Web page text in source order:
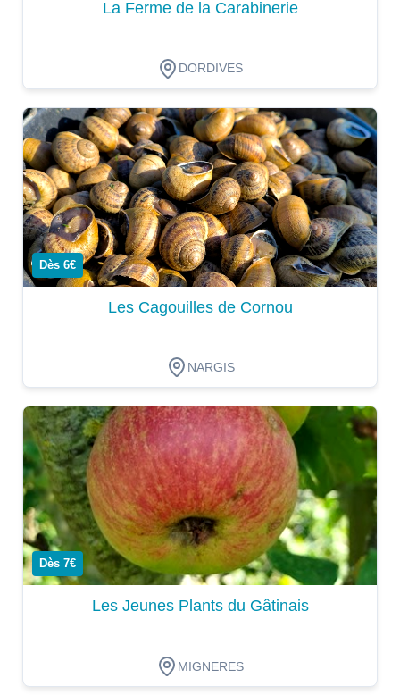
La Ferme de la Carabinerie
DORDIVES
Dégustation
Dès 6€
Les Cagouilles de Cornou
NARGIS
Dégustation
Dès 7€
Les Jeunes Plants du Gâtinais
MIGNERES